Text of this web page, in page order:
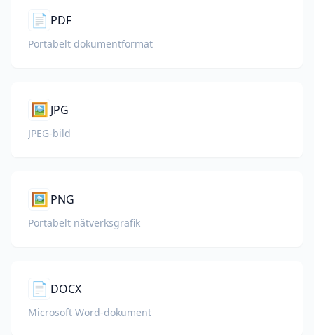
📄 PDF
Portabelt dokumentformat
🖼️ JPG
JPEG-bild
🖼️ PNG
Portabelt nätverksgrafik
📄 DOCX
Microsoft Word-dokument